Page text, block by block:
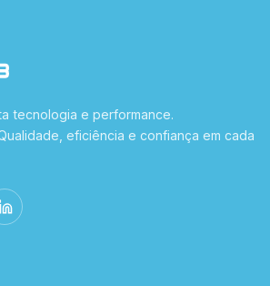
tecnologia e performance.
eficiência e confiança em cada